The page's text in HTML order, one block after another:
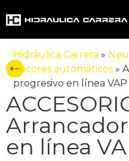
Hidráulica Carrera »
Racores automáticos »
progresivo en línea VAP
en línea